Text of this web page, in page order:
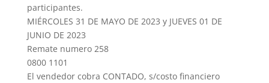
participantes.
MIÉRCOLES 31 DE MAYO DE 2023 y JUEVES 01 DE
JUNIO DE 2023
Remate numero 258
0800 1101
El vendedor cobra CONTADO, s/costo financiero